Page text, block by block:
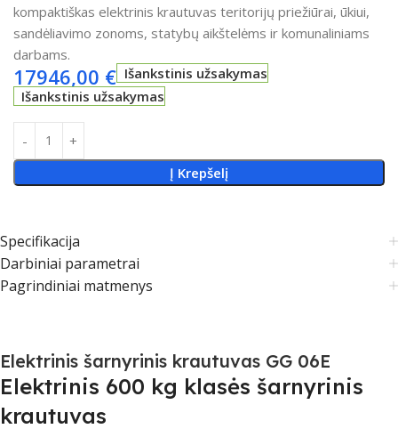
kompaktiškas elektrinis krautuvas teritorijų priežiūrai, ūkiui,
sandėliavimo zonoms, statybų aikštelėms ir komunaliniams
darbams.
17946,00 € Išankstinis užsakymas
Išankstinis užsakymas
Į Krepšelį
Specifikacija
Darbiniai parametrai
Pagrindiniai matmenys
Elektrinis šarnyrinis krautuvas GG 06E
Elektrinis 600 kg klasės šarnyrinis
krautuvas